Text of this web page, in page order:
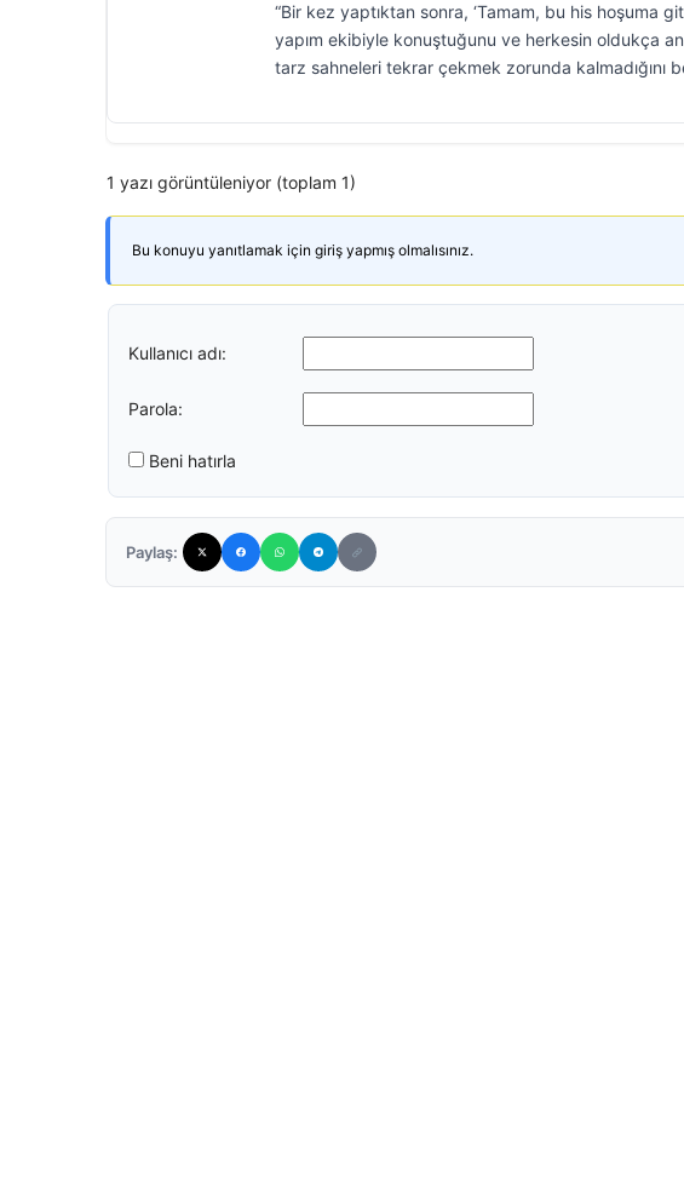
“Bir kez yaptıktan sonra, ‘Tamam, bu his hoşuma
yapım ekibiyle konuştuğunu ve herkesin oldukça
tarz sahneleri tekrar çekmek zorunda kalmadığını
1 yazı görüntüleniyor (toplam 1)
Bu konuyu yanıtlamak için giriş yapmış olmalısınız.
Kullanıcı adı:
Parola:
Beni hatırla
Paylaş: